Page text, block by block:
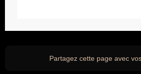
Partagez cette page avec